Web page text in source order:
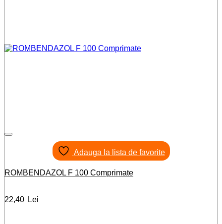
Adauga la lista de favorite
ROMBENDAZOL F 100 Comprimate
22,40 Lei